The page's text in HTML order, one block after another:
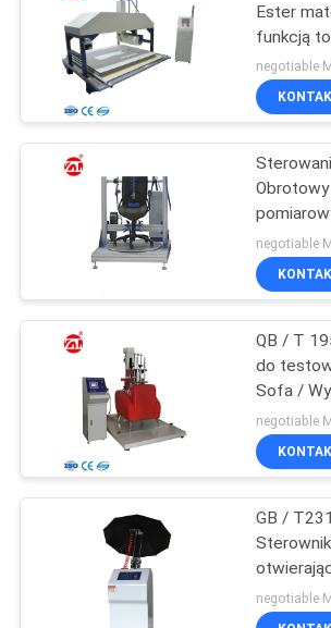
NAMI
AKTUALNOŚCI
POPROSIĆ
WYCENĘ
VR
SHOW
SITEMAP
PRIVACY
POLICY
Uniwersalna
maszyna
Mikser Banbury
Maszyna do
Ester
funkcją
twardości
krawędzi
negotiable
negotiable
QB / T
do
Sofa /
nośna
250N
negotiable
GB /
Maszyna
negotiable